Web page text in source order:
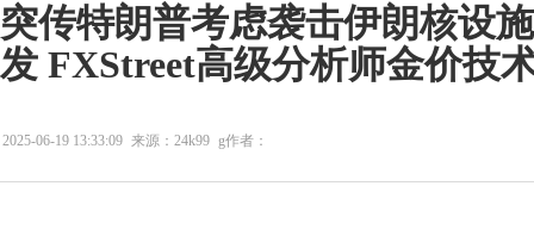
突传特朗普考虑袭击伊朗核设
发 FXStreet高级分析师金价技
2025-06-19 13:33:09 来源：24k99 g作者：